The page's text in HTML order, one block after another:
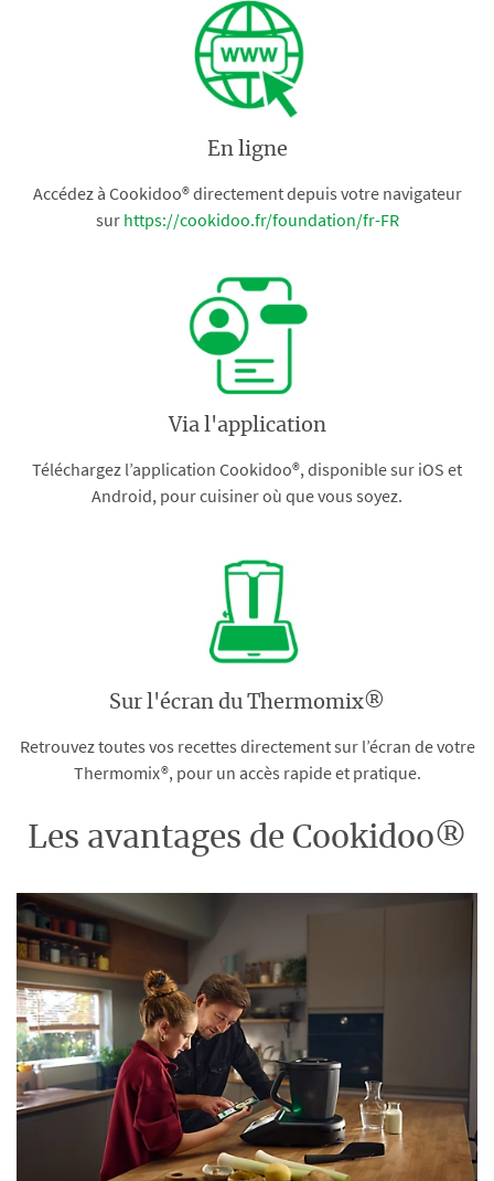
En ligne
Accédez à Cookidoo® directement depuis votre navigateur
sur https://cookidoo.fr/foundation/fr-FR
Via l'application
Téléchargez l’application Cookidoo®, disponible sur iOS et
Android, pour cuisiner où que vous soyez.
Sur l'écran du Thermomix®
Retrouvez toutes vos recettes directement sur l’écran de votre
Thermomix®, pour un accès rapide et pratique.
Les avantages de Cookidoo®